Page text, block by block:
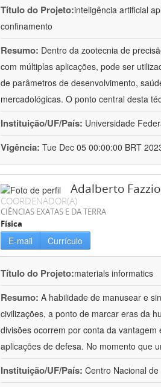
Título do Projeto:inteligência artificial
confinamento
Resumo: Dentro da zootecnia de
com múltiplas aplicações, pode ser
de parâmetros de desenvolvimento,
mercadológicas. O ponto central desta
Instituição/UF/País: Universidade
Vigência: Tue Dec 05 00:00:00 BRT
Adalberto Fazzio
COORDENADOR(A)
CIÊNCIAS EXATAS E DA TERRA
Física
E-mail Currículo
Título do Projeto:materials informatics
Resumo: A habilidade de manusear e
civilizações, a ponto de marcar eras da
divisões ocorrem por conta da
aplicações de defesa. No momento que
Instituição/UF/País: Centro Nacional